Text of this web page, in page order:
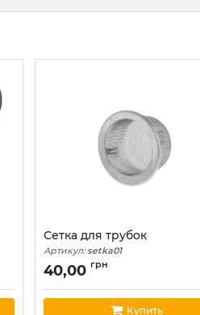
Сетка для трубок
Артикул:setka01
40,00 грн
Купить